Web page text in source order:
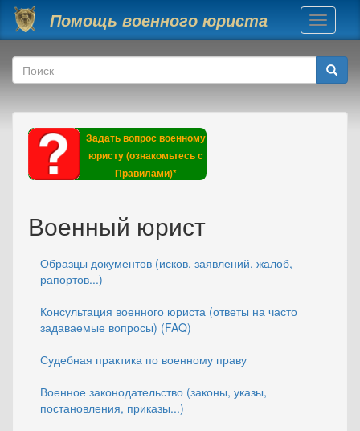
Перейти к основному содержанию
Помощь военного юриста
Toggle
Форма поиска
Поиск
Задать вопрос военному
юристу (ознакомьтесь с
Правилами)*
Военный юрист
Образцы документов (исков, заявлений, жалоб,
рапортов...)
Консультация военного юриста (ответы на часто
задаваемые вопросы) (FAQ)
Судебная практика по военному праву
Военное законодательство (законы, указы,
постановления, приказы...)